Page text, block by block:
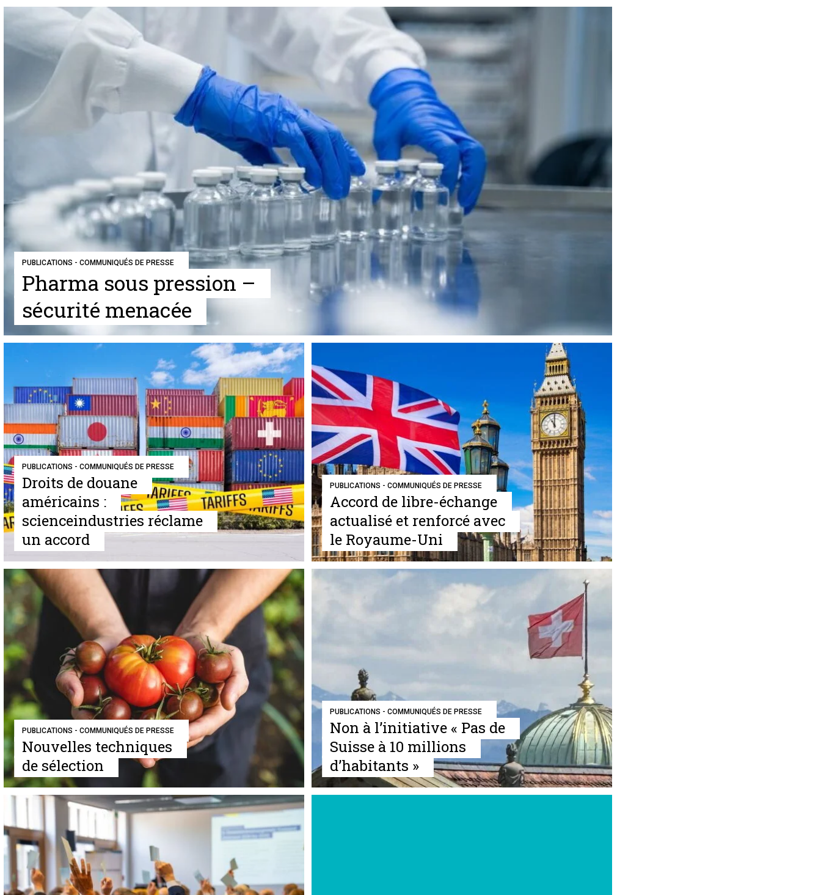
PUBLICATIONS - COMMUNIQUÉS DE PRESSE
Pharma sous pression –
sécurité menacée
PUBLICATIONS - COMMUNIQUÉS DE PRESSE
Droits de douane
américains :
scienceindustries réclame
un accord
PUBLICATIONS - COMMUNIQUÉS DE PRESSE
Accord de libre-échange
actualisé et renforcé avec
le Royaume-Uni
PUBLICATIONS - COMMUNIQUÉS DE PRESSE
Nouvelles techniques
de sélection
PUBLICATIONS - COMMUNIQUÉS DE PRESSE
Non à l’initiative « Pas de
Suisse à 10 millions
d’habitants »